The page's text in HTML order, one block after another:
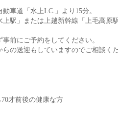
車道「水上I.C.」より15分。
上駅」または上越新幹線「上毛高原
前にご予約をしてください。
の送迎もしていますのでご相談く
70才前後の健康な方